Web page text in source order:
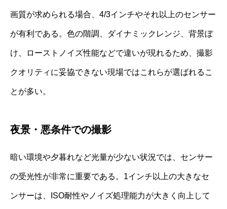
画質が求められる場合、4/3インチやそれ以上のセンサー
が有利である。色の階調、ダイナミックレンジ、背景ぼ
け、ローストノイズ性能などで違いが現れるため、撮影
クオリティに妥協できない現場ではこれらが選ばれるこ
とが多い。
夜景・悪条件での撮影
暗い環境や夕暮れなど光量が少ない状況では、センサー
の受光性が非常に重要である。1インチ以上の大きなセ
ンサーは、ISO耐性やノイズ処理能力が大きく向上して